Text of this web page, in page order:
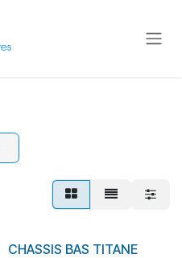
CHASSIS BAS TITANE